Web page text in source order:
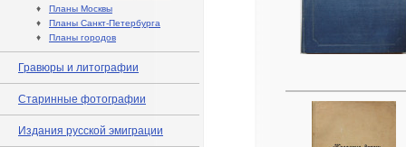
♦ Планы Москвы
♦ Планы Санкт-Петербурга
♦ Планы городов
Гравюры и литографии
Старинные фотографии
Издания русской эмиграции